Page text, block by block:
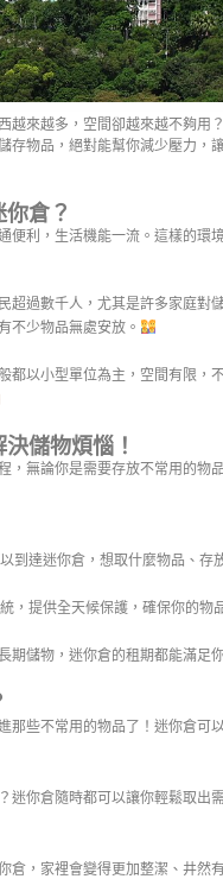
越來越多，空間卻越來越不夠用
存物品，絕對能幫你減少壓力，
倉？
便利，生活機能一流。這樣的環
超過數千人，尤其是許多家庭對
不少物品無處安放。
都以小型單位為主，空間有限，
儲物煩惱！
，無論你是需要存放不常用的物
到達迷你倉，想取什麼物品、存
，提供全天候保護，確保你的物
期儲物，迷你倉的租期都能滿足
那些不常用的物品了！迷你倉可
迷你倉隨時都可以讓你輕鬆取出
倉，家裡會變得更加整潔、井然